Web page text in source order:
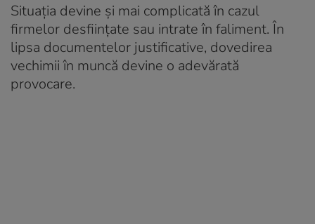
Situația devine și mai complicată în cazul
firmelor desființate sau intrate în faliment. În
lipsa documentelor justificative, dovedirea
vechimii în muncă devine o adevărată
provocare.